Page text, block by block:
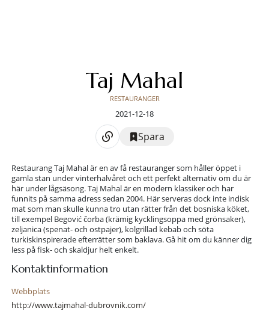
Taj Mahal
RESTAURANGER
2021-12-18
Spara
Restaurang Taj Mahal är en av få restauranger som håller öppet i
gamla stan under vinterhalvåret och ett perfekt alternativ om du är
här under lågsäsong. Taj Mahal är en modern klassiker och har
funnits på samma adress sedan 2004. Här serveras dock inte indisk
mat som man skulle kunna tro utan rätter från det bosniska köket,
till exempel Begović čorba (krämig kycklingsoppa med grönsaker),
zeljanica (spenat- och ostpajer), kolgrillad kebab och söta
turkiskinspirerade efterrätter som baklava. Gå hit om du känner dig
less på fisk- och skaldjur helt enkelt.
Kontaktinformation
Webbplats
http://www.tajmahal-dubrovnik.com/